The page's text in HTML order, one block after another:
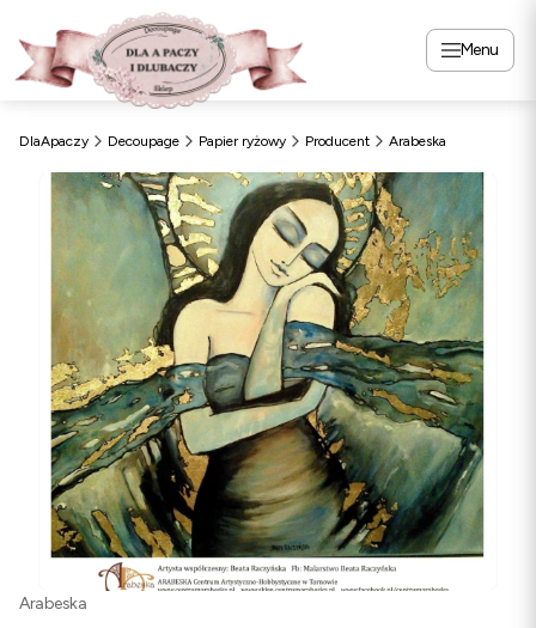
Menu
DlaApaczy Decoupage Papier ryżowy Producent Arabeska
Arabeska